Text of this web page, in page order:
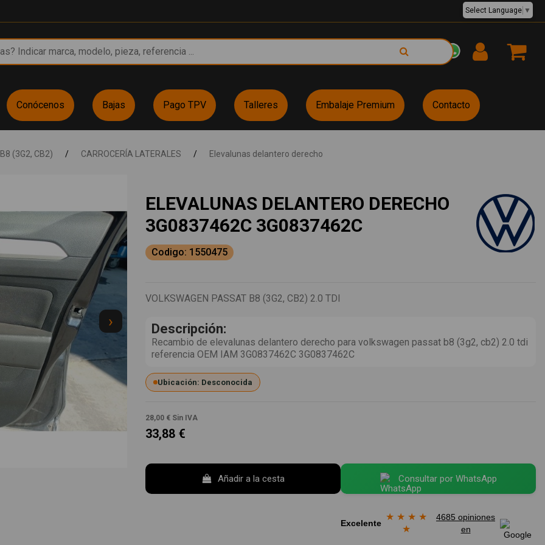
EUR €
Select Language ▼
Conócenos Bajas Pago TPV Talleres Embalaje Premium Contacto
(3G2, CB2) / CARROCERÍA LATERALES / Elevalunas delantero derecho
›
ELEVALUNAS DELANTERO DERECHO
3G0837462C 3G0837462C
Codigo: 1550475
VOLKSWAGEN PASSAT B8 (3G2, CB2) 2.0 TDI
Descripción:
Recambio de elevalunas delantero derecho para volkswagen passat b8 (3g2, cb2) 2.0 tdi
referencia OEM IAM 3G0837462C 3G0837462C
Ubicación: Desconocida
28,00 € Sin IVA
33,88 €
Añadir a la cesta Consultar por WhatsApp
Excelente
★ ★ ★ ★
★
4685 opiniones
en